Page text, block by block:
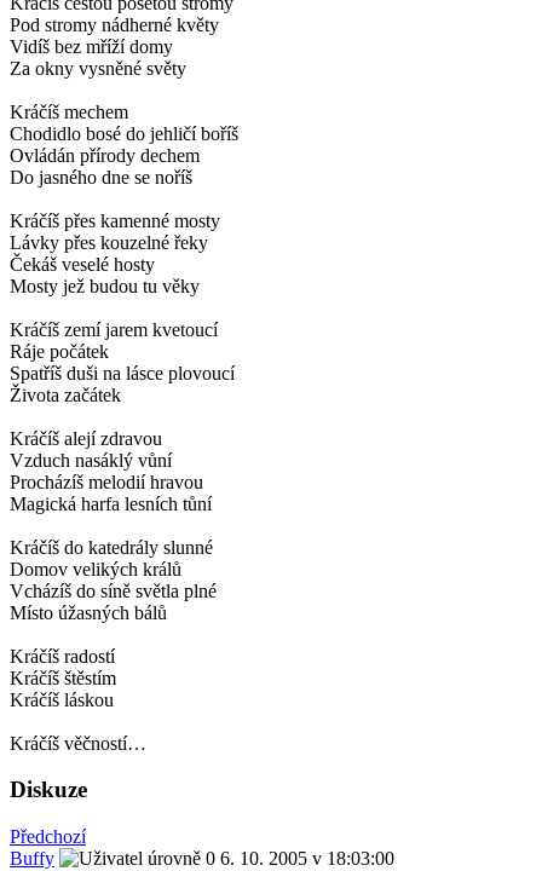
Pod stromy nádherné květy
Vidíš bez mříží domy
Za okny vysněné světy
Kráčíš mechem
Chodidlo bosé do jehličí boříš
Ovládán přírody dechem
Do jasného dne se noříš
Kráčíš přes kamenné mosty
Lávky přes kouzelné řeky
Čekáš veselé hosty
Mosty jež budou tu věky
Kráčíš zemí jarem kvetoucí
Ráje počátek
Spatříš duši na lásce plovoucí
Života začátek
Kráčíš alejí zdravou
Vzduch nasáklý vůní
Procházíš melodií hravou
Magická harfa lesních tůní
Kráčíš do katedrály slunné
Domov velikých králů
Vcházíš do síně světla plné
Místo úžasných bálů
Kráčíš radostí
Kráčíš štěstím
Kráčíš láskou
Kráčíš věčností…
Diskuze
Předchozí
Buffy
6. 10. 2005 v 18:03:00